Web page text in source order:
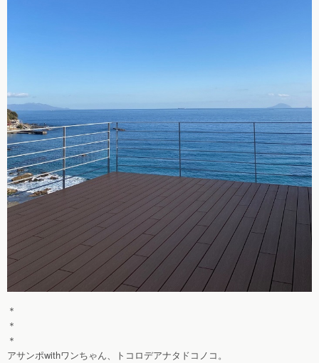
＊
＊
＊
アサンポwithワンちゃん、トコロデアナタドコノコ。